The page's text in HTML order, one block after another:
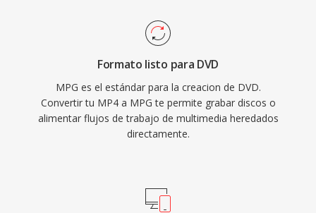
de archivo prácticos a través de redes con
ancho de banda limitado y dispositivos con
almacenamiento restringido.
vídeo a 352x240 (NTSC) o 352x288 (PAL) a
tasas de bits de alrededor de 1.5 Mbps,
mientras qué los archivos MPG codificados con
MPEG-2 soportan resoluciones más altas
hasta full HD. La estructura de flujo de
programa asume un medio de
diseñada para difusion, haciéndola eficiente
para la reproducción basada en archivos sin la
Formato listo para DVD
MPG es el estándar para la creacion de DVD.
Convertir tu MP4 a MPG te permite grabar discos o
alimentar flujos de trabajo de multimedia heredados
directamente.